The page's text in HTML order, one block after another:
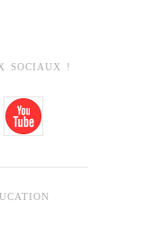
SOCIAUX !